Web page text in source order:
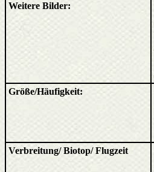
Weitere Bilder:
Größe/Häufigkeit:
Verbreitung/ Biotop/ Flugzeit